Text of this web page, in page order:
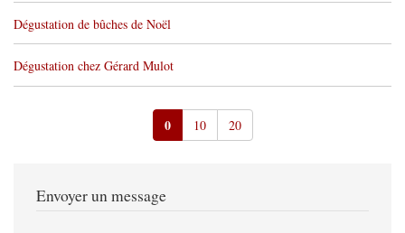
Dégustation de bûches de Noël
Dégustation chez Gérard Mulot
0 10 20
Envoyer un message